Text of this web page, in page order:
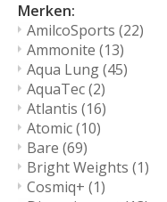
Merken:
AmilcoSports (22)
Ammonite (13)
Aqua Lung(45)
AquaTec(2)
Atlantis (16)
Atomic(10)
Bare (69)
Bright Weights (1)
Cosmiq+ (1)